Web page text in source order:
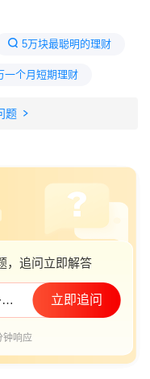
5万块最聪明的理财
一个月短期理财
财3个月利息
题
，追问立即解答
5万元放一个月短期理财大概有多少回报？ 立即追问
钟响应